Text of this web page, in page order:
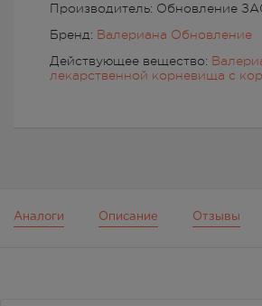
Производитель: Обновление
Бренд: Валериана Обновление
Действующее вещество:
лекарственной корневища с
Аналоги Описание Отзывы